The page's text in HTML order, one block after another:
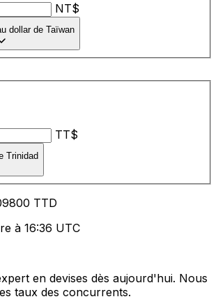
NT$
dollar de Taïwan
TT$
Trinidad
TTD
à 16:36 UTC
en devises dès aujourd'hui. Nous
taux des concurrents.